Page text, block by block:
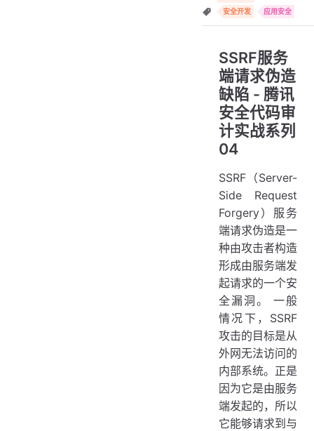
安全开发 应用安全
SSRF服务
端请求伪造
缺陷 - 腾讯
安全代码审
计实战系列
04
SSRF（Server-
Side Request
Forgery）服务
端请求伪造是一
种由攻击者构造
形成由服务端发
起请求的一个安
全漏洞。 一般
情况下，SSRF
攻击的目标是从
外网无法访问的
内部系统。正是
因为它是由服务
端发起的，所以
它能够请求到与